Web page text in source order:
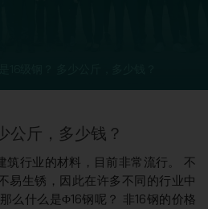
公斤，多少钱？
筑行业的材料，目前非常流行。 不
易生锈，因此在许多不同的行业中
么什么是Φ16钢呢？ 非16钢的价格